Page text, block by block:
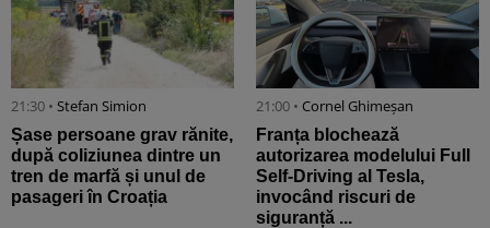
21:30 • Stefan Simion
Șase persoane grav rănite,
după coliziunea dintre un
tren de marfă și unul de
pasageri în Croația
21:00 • Cornel Ghimeșan
Franța blochează
autorizarea modelului Full
Self-Driving al Tesla,
invocând riscuri de
siguranță ...